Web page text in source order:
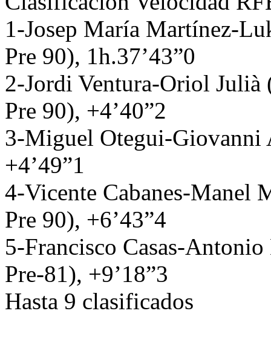
1-Josep María Martínez-
Pre 90), 1h.37’43”0
2-Jordi Ventura-Oriol
Pre 90), +4’40”2
3-Miguel Otegui-Giovanni
+4’49”1
4-Vicente Cabanes-Manel
Pre 90), +6’43”4
5-Francisco Casas-
Pre-81), +9’18”3
Hasta 9 clasificados